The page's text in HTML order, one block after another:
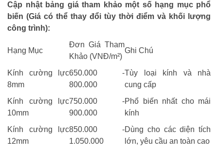
Cập nhật bảng giá tham khảo một số hạng mục phổ
biến (Giá có thể thay đổi tùy thời điểm và khối lượng
công trình):
Hạng Mục
Đơn Giá Tham
Khảo (VNĐ/m²)
Ghi Chú
Kính cường lực
8mm
650.000 -
800.000
Tùy loại kính và nhà
cung cấp
Kính cường lực
10mm
750.000 -
900.000
Phổ biến nhất cho mái
kính
Kính cường lực
12mm
850.000 -
1.050.000
Dùng cho các diện tích
lớn, yêu cầu an toàn cao